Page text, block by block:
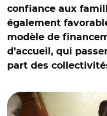
confiance aux
également
modèle de
d’accueil, qui
part des